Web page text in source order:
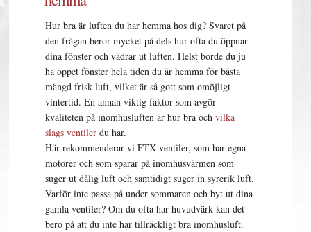
Hur bra är luften du har hemma hos dig? Svaret på
den frågan beror mycket på dels hur ofta du öppnar
dina fönster och vädrar ut luften. Helst borde du ju
ha öppet fönster hela tiden du är hemma för bästa
mängd frisk luft, vilket är så gott som omöjligt
vintertid. En annan viktig faktor som avgör
kvaliteten på inomhusluften är hur bra ochvilka
slags ventiler du har.
Här rekommenderar vi FTX-ventiler, som har egna
motorer och som sparar på inomhusvärmen som
suger ut dålig luft och samtidigt suger in syrerik luft.
Varför inte passa på under sommaren och byt ut dina
gamla ventiler? Om du ofta har huvudvärk kan det
bero på att du inte har tillräckligt bra inomhusluft.